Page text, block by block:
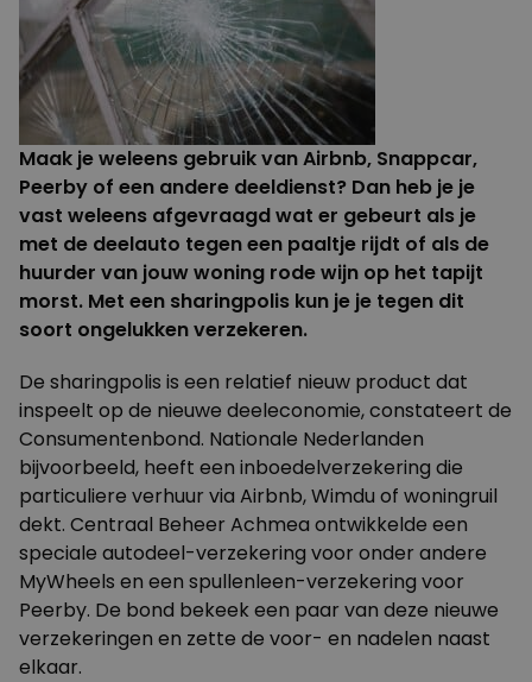
Maak je weleens gebruik van Airbnb, Snappcar,
Peerby of een andere deeldienst? Dan heb je je
vast weleens afgevraagd wat er gebeurt als je
met de deelauto tegen een paaltje rijdt of als de
huurder van jouw woning rode wijn op het tapijt
morst. Met een sharingpolis kun je je tegen dit
soort ongelukken verzekeren.
De sharingpolis is een relatief nieuw product dat
inspeelt op de nieuwe deeleconomie, constateert de
Consumentenbond. Nationale Nederlanden
bijvoorbeeld, heeft een inboedelverzekering die
particuliere verhuur via Airbnb, Wimdu of woningruil
dekt. Centraal Beheer Achmea ontwikkelde een
speciale autodeel-verzekering voor onder andere
MyWheels en een spullenleen-verzekering voor
Peerby. De bond bekeek een paar van deze nieuwe
verzekeringen en zette de voor- en nadelen naast
elkaar.